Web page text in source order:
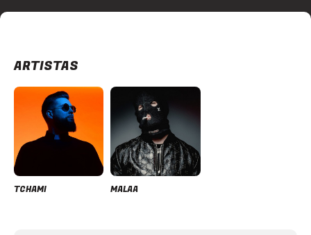
ARTISTAS
TCHAMI MALAA